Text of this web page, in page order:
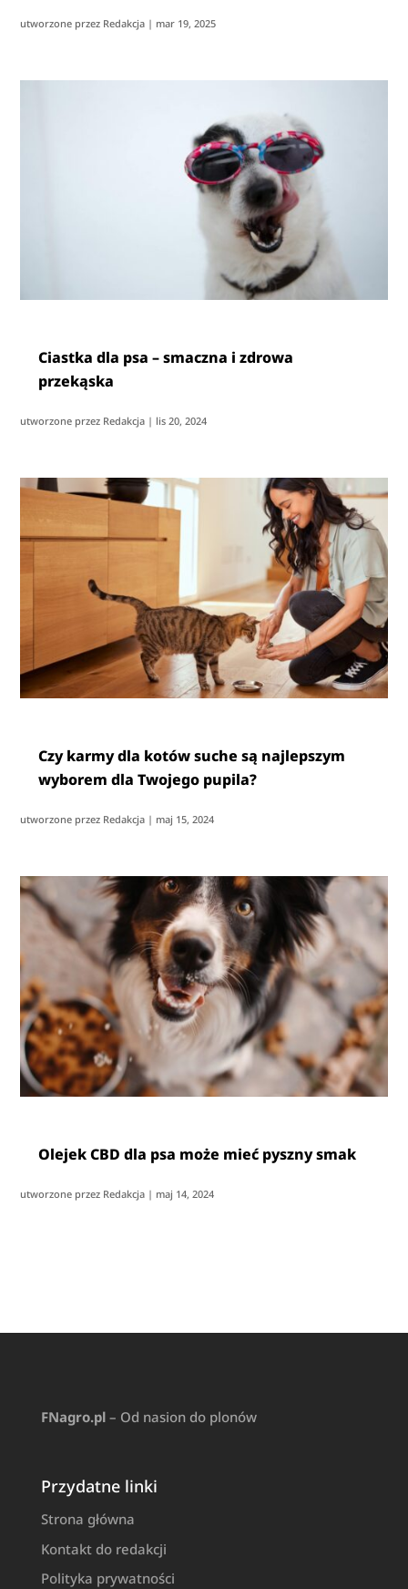
utworzone przez Redakcja | mar 19, 2025
Ciastka dla psa – smaczna i zdrowa
przekąska
utworzone przez Redakcja | lis 20, 2024
Czy karmy dla kotów suche są najlepszym
wyborem dla Twojego pupila?
utworzone przez Redakcja | maj 15, 2024
Olejek CBD dla psa może mieć pyszny smak
utworzone przez Redakcja | maj 14, 2024
FNagro.pl– Od nasion do plonów
Przydatne linki
Strona główna
Kontakt do redakcji
Polityka prywatności